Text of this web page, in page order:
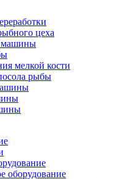
цеха
машины
мелкой кости
рыбы
оборудование